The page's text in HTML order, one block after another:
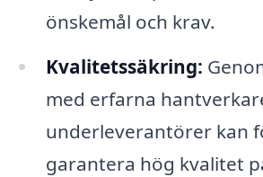
önskemål och krav.
Kvalitetssäkring:
med erfarna
underleverantörer kan
garantera hög kvalitet